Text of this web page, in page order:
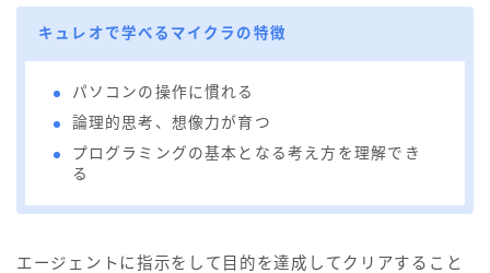
キュレオで学べるマイクラの特徴
パソコンの操作に慣れる
論理的思考、想像力が育つ
プログラミングの基本となる考え方を理解でき
る
エージェントに指示をして目的を達成してクリアすること